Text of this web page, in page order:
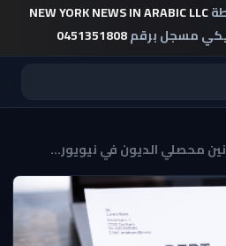
NEW YORK NEWS IN ARABIC LLC
مسجل برقم0451351808
محصلي الديون في نيويور...